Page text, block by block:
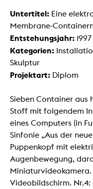
Untertitel: Eine
Membrane-
Entstehungsjahr: 1997
Kategorien:
Skulptur
Projektart: Diplom
Sieben Container aus
Stoff mit folgendem
eines Computers (in
Sinfonie „Aus der
Puppenkopf mit
Augenbewegung,
Miniaturvideokamera.
Videobildschirm. Nr.4: